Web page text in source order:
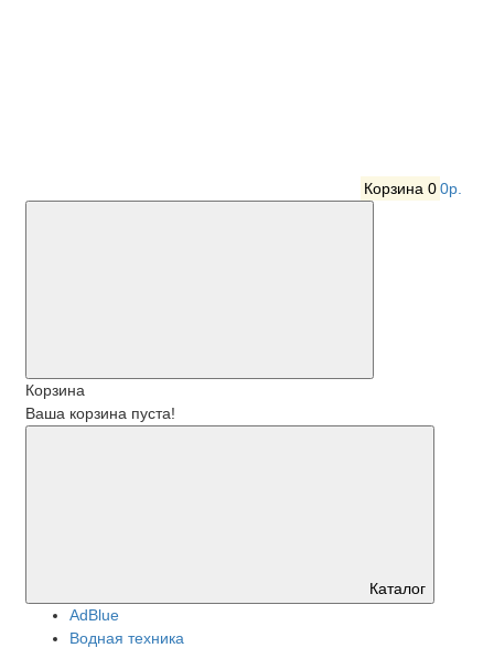
Корзина 00р.
Корзина
Ваша корзина пуста!
Каталог
АdBlue
Водная техника